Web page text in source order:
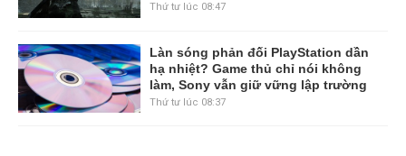
Thứ tư lúc 08:47
Làn sóng phản đối PlayStation dần
hạ nhiệt? Game thủ chỉ nói không
làm, Sony vẫn giữ vững lập trường
Thứ tư lúc 08:37